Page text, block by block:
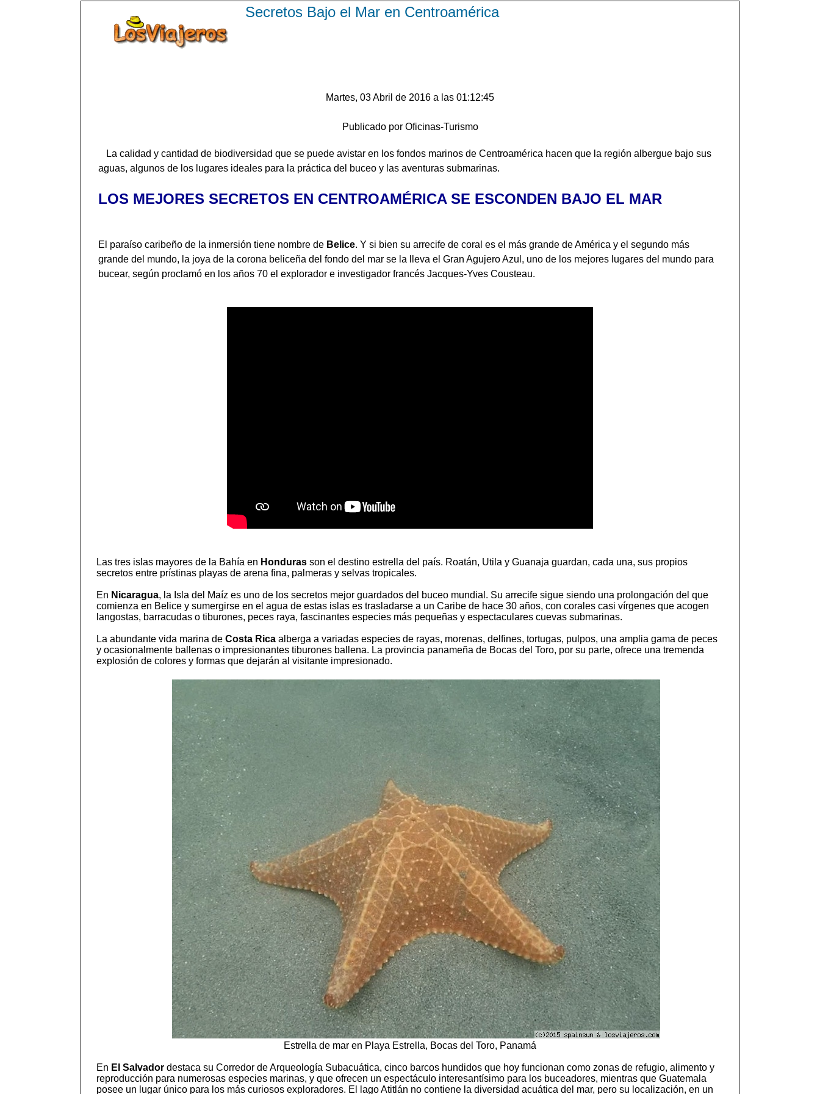
Secretos Bajo el Mar en Centroamérica
Martes, 03 Abril de 2016 a las 01:12:45
Publicado por Oficinas-Turismo
La calidad y cantidad de biodiversidad que se puede avistar en los fondos marinos de Centroamérica hacen que la región albergue bajo sus
aguas, algunos de los lugares ideales para la práctica del buceo y las aventuras submarinas.
LOS MEJORES SECRETOS EN CENTROAMÉRICA SE ESCONDEN BAJO EL MAR
El paraíso caribeño de la inmersión tiene nombre de Belice. Y si bien su arrecife de coral es el más grande de América y el segundo más
grande del mundo, la joya de la corona beliceña del fondo del mar se la lleva el Gran Agujero Azul, uno de los mejores lugares del mundo para
bucear, según proclamó en los años 70 el explorador e investigador francés Jacques-Yves Cousteau.
Las tres islas mayores de la Bahía en Honduras son el destino estrella del país. Roatán, Utila y Guanaja guardan, cada una, sus propios
secretos entre prístinas playas de arena fina, palmeras y selvas tropicales.
En Nicaragua, la Isla del Maíz es uno de los secretos mejor guardados del buceo mundial. Su arrecife sigue siendo una prolongación del que
comienza en Belice y sumergirse en el agua de estas islas es trasladarse a un Caribe de hace 30 años, con corales casi vírgenes que acogen
langostas, barracudas o tiburones, peces raya, fascinantes especies más pequeñas y espectaculares cuevas submarinas.
La abundante vida marina de Costa Rica alberga a variadas especies de rayas, morenas, delfines, tortugas, pulpos, una amplia gama de peces
y ocasionalmente ballenas o impresionantes tiburones ballena. La provincia panameña de Bocas del Toro, por su parte, ofrece una tremenda
explosión de colores y formas que dejarán al visitante impresionado.
Estrella de mar en Playa Estrella, Bocas del Toro, Panamá
En El Salvador destaca su Corredor de Arqueología Subacuática, cinco barcos hundidos que hoy funcionan como zonas de refugio, alimento y
reproducción para numerosas especies marinas, y que ofrecen un espectáculo interesantísimo para los buceadores, mientras que Guatemala
posee un lugar único para los más curiosos exploradores. El lago Atitlán no contiene la diversidad acuática del mar, pero su localización, en un